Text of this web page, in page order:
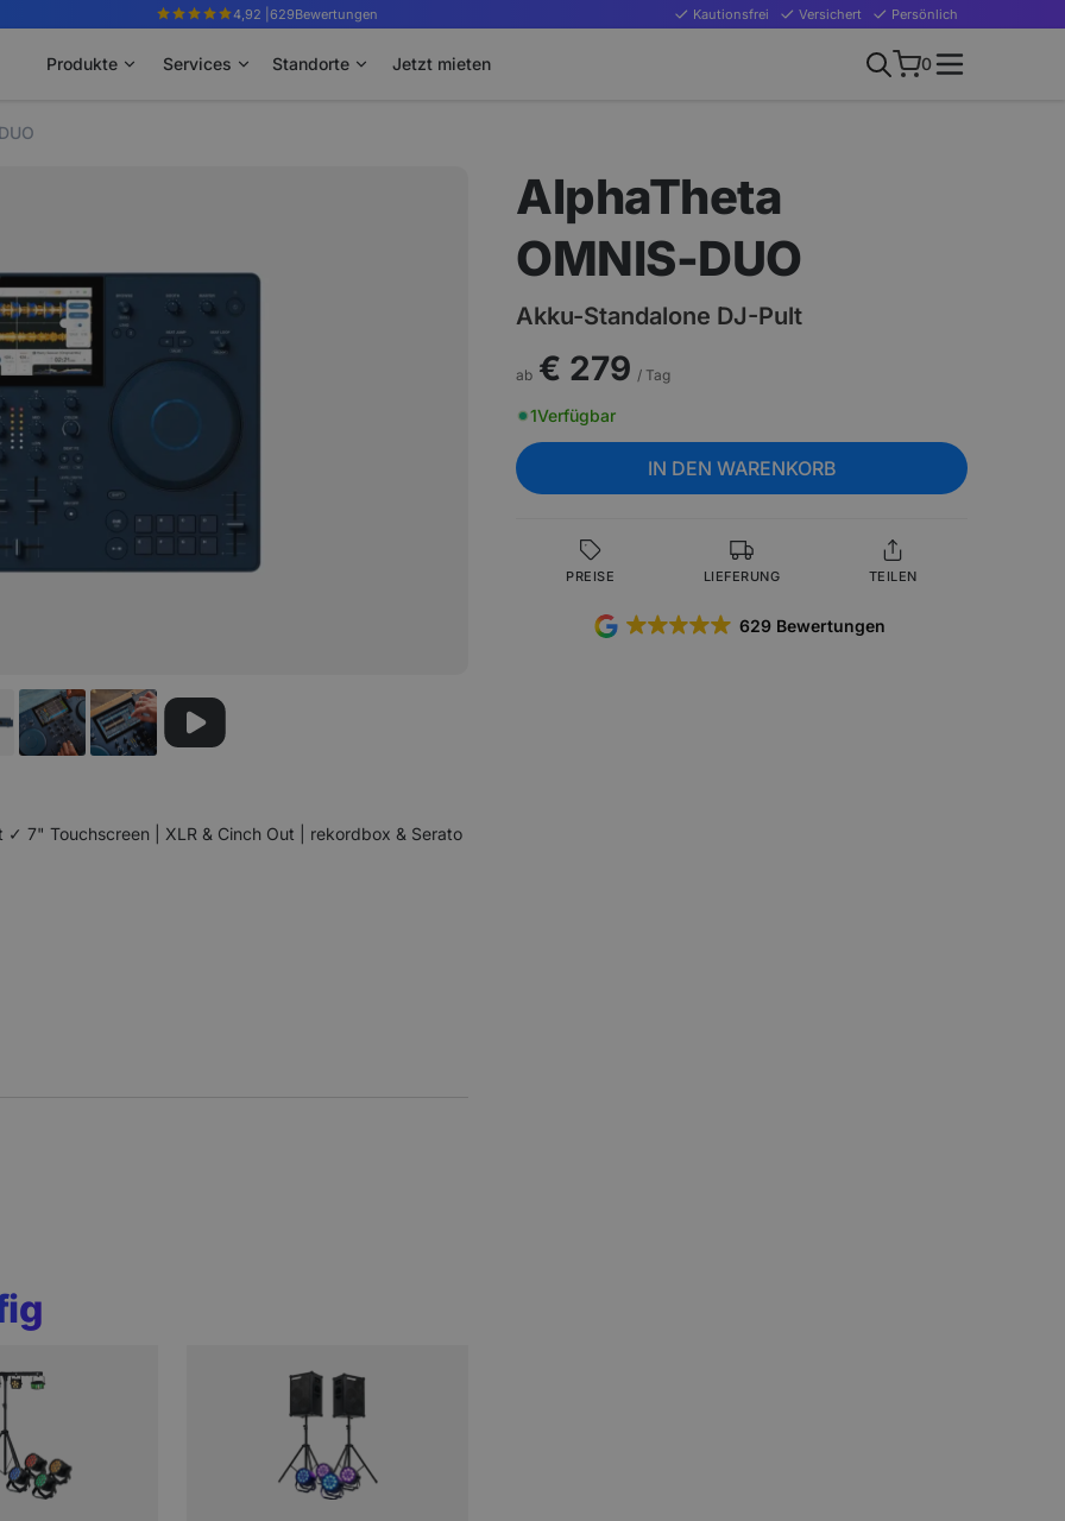
4,92 | 629Bewertungen Kautionsfrei Versichert Persönlich
Produkte Services Standorte Jetzt mieten 0
7" Touchscreen | XLR & Cinch Out | rekordbox & Serato
AlphaTheta
OMNIS-DUO
Akku-Standalone DJ-Pult
ab € 279 / Tag
1Verfügbar
IN DEN WARENKORB
PREISE LIEFERUNG TEILEN
629 Bewertungen